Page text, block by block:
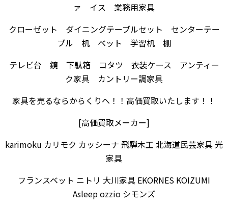
ァ イス 業務用家具
クローゼット ダイニングテーブルセット センターテー
ブル 机 ベット 学習机 棚
テレビ台 鏡 下駄箱 コタツ 衣装ケース アンティー
ク家具 カントリー調家具
家具を売るならからくりへ！！高価買取いたします！！
[高価買取メーカー]
karimoku カリモク カッシーナ 飛騨木工 北海道民芸家具 光
家具
フランスベット ニトリ 大川家具 EKORNES KOIZUMI
Asleep ozzio シモンズ